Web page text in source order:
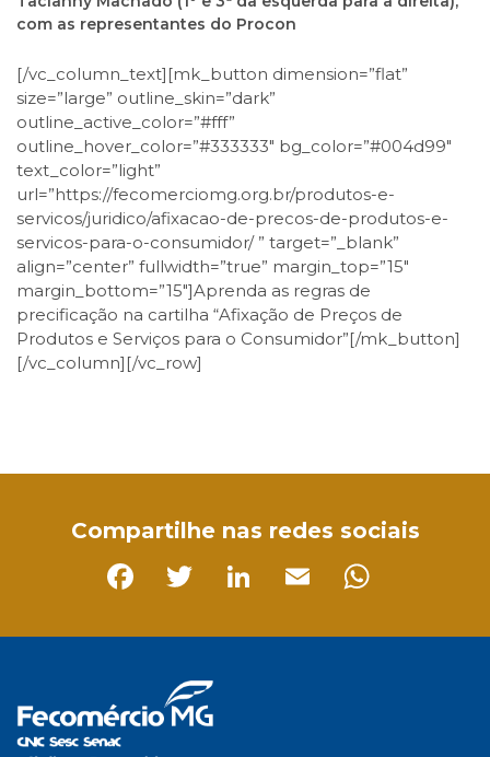
com as representantes do Procon
[/vc_column_text][mk_button dimension=”flat”
size=”large” outline_skin=”dark”
outline_active_color=”#fff”
outline_hover_color=”#333333″ bg_color=”#004d99″
text_color=”light”
url=”https://fecomerciomg.org.br/produtos-e-
servicos/juridico/afixacao-de-precos-de-produtos-e-
servicos-para-o-consumidor/ ” target=”_blank”
align=”center” fullwidth=”true” margin_top=”15″
margin_bottom=”15″]Aprenda as regras de
precificação na cartilha “Afixação de Preços de
Produtos e Serviços para o Consumidor”[/mk_button]
[/vc_column][/vc_row]
Compartilhe nas redes sociais